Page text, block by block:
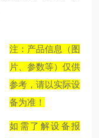
注：产品信息（图
片、参数等）仅供
参考，请以实际设
备为准！
如需了解设备报